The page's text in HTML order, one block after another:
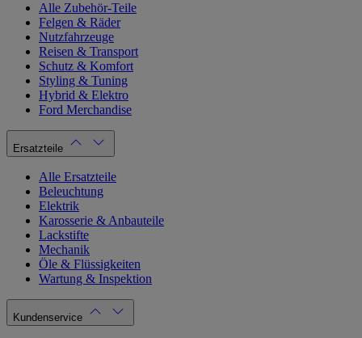
Alle Zubehör-Teile
Felgen & Räder
Nutzfahrzeuge
Reisen & Transport
Schutz & Komfort
Styling & Tuning
Hybrid & Elektro
Ford Merchandise
Ersatzteile
Alle Ersatzteile
Beleuchtung
Elektrik
Karosserie & Anbauteile
Lackstifte
Mechanik
Öle & Flüssigkeiten
Wartung & Inspektion
Kundenservice